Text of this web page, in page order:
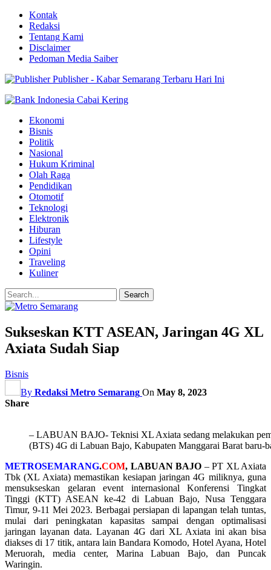
Kontak
Redaksi
Tentang Kami
Disclaimer
Pedoman Media Saiber
Publisher - Kabar Semarang Terbaru Hari Ini
Ekonomi
Bisnis
Politik
Nasional
Hukum Kriminal
Olah Raga
Pendidikan
Otomotif
Teknologi
Elektronik
Hiburan
Lifestyle
Opini
Traveling
Kuliner
Sukseskan KTT ASEAN, Jaringan 4G XL
Axiata Sudah Siap
Bisnis
By Redaksi Metro Semarang On May 8, 2023
Share
– LABUAN BAJO- Teknisi XL Axiata sedang melakukan
(BTS) 4G di Labuan Bajo, Kabupaten Manggarai Barat baru-
METROSEMARANG.COM, LABUAN BAJO – PT XL Axiata
Tbk (XL Axiata) memastikan kesiapan jaringan 4G miliknya, guna
mensukseskan gelaran event internasional Konferensi Tingkat
Tinggi (KTT) ASEAN ke-42 di Labuan Bajo, Nusa Tenggara
Timur, 9-11 Mei 2023. Berbagai persiapan di lapangan telah tuntas,
mulai dari peningkatan kapasitas sampai dengan optimalisasi
jaringan layanan data. Layanan 4G dari XL Axiata ini akan bisa
diakses di 17 titik, antara lain Bandara Komodo, Hotel Ayana, Hotel
Meruorah, media center, Marina Labuan Bajo, dan Puncak
Waringin.